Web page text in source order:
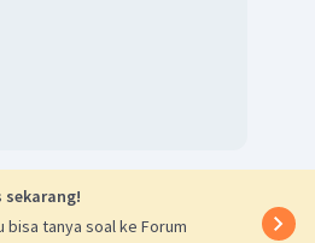
sekarang!
bisa tanya soal ke Forum